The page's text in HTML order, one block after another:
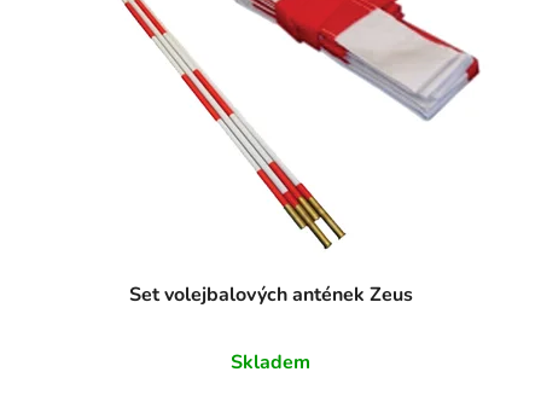
Set volejbalových antének Zeus
Skladem